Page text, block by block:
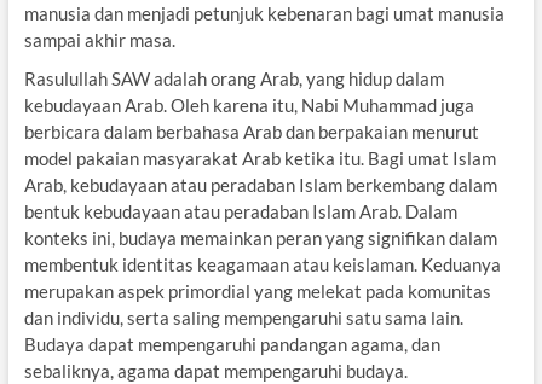
manusia dan menjadi petunjuk kebenaran bagi umat manusia
sampai akhir masa.
Rasulullah SAW adalah orang Arab, yang hidup dalam
kebudayaan Arab. Oleh karena itu, Nabi Muhammad juga
berbicara dalam berbahasa Arab dan berpakaian menurut
model pakaian masyarakat Arab ketika itu. Bagi umat Islam
Arab, kebudayaan atau peradaban Islam berkembang dalam
bentuk kebudayaan atau peradaban Islam Arab. Dalam
konteks ini, budaya memainkan peran yang signifikan dalam
membentuk identitas keagamaan atau keislaman. Keduanya
merupakan aspek primordial yang melekat pada komunitas
dan individu, serta saling mempengaruhi satu sama lain.
Budaya dapat mempengaruhi pandangan agama, dan
sebaliknya, agama dapat mempengaruhi budaya.